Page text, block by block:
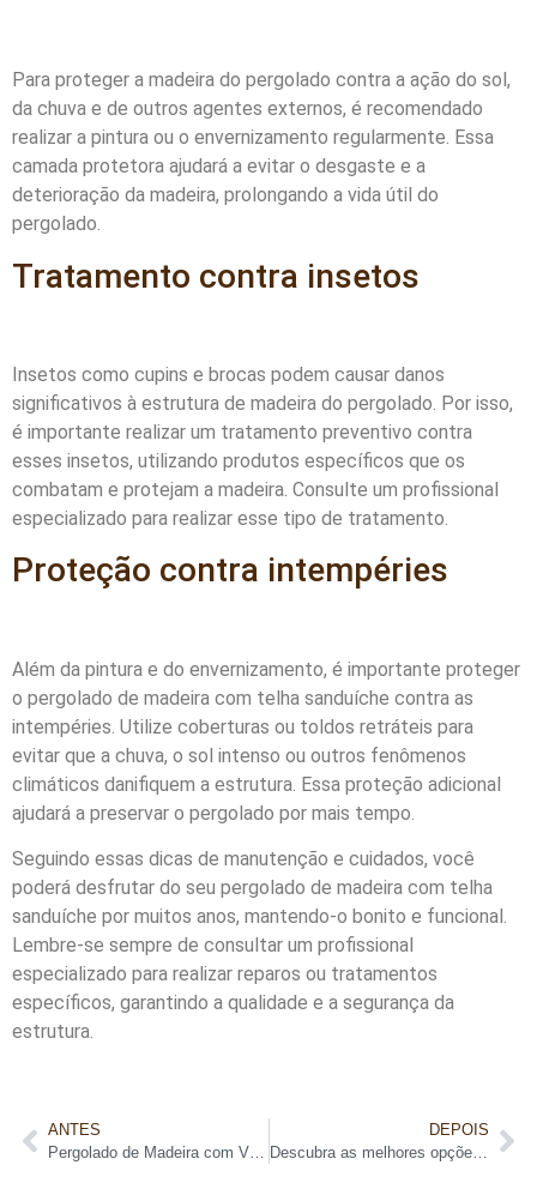
Para proteger a madeira do pergolado contra a ação do sol,
da chuva e de outros agentes externos, é recomendado
realizar a pintura ou o envernizamento regularmente. Essa
camada protetora ajudará a evitar o desgaste e a
deterioração da madeira, prolongando a vida útil do
pergolado.
Tratamento contra insetos
Insetos como cupins e brocas podem causar danos
significativos à estrutura de madeira do pergolado. Por isso,
é importante realizar um tratamento preventivo contra
esses insetos, utilizando produtos específicos que os
combatam e protejam a madeira. Consulte um profissional
especializado para realizar esse tipo de tratamento.
Proteção contra intempéries
Além da pintura e do envernizamento, é importante proteger
o pergolado de madeira com telha sanduíche contra as
intempéries. Utilize coberturas ou toldos retráteis para
evitar que a chuva, o sol intenso ou outros fenômenos
climáticos danifiquem a estrutura. Essa proteção adicional
ajudará a preservar o pergolado por mais tempo.
Seguindo essas dicas de manutenção e cuidados, você
poderá desfrutar do seu pergolado de madeira com telha
sanduíche por muitos anos, mantendo-o bonito e funcional.
Lembre-se sempre de consultar um profissional
especializado para realizar reparos ou tratamentos
específicos, garantindo a qualidade e a segurança da
estrutura.
ANTES
DEPOIS
Descubra as melhores opções de pergolado de madeira com telha